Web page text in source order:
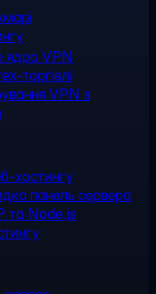
ядро VPN
торгівлі
VPN з
хостингу
панель сервера
та Node.js